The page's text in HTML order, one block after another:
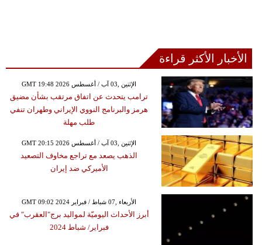
الأخبار الأكثر قراءة
GMT 19:48 2026 الإثنين ,03 آب / أغسطس
ترامب يتحدث عن اتفاق مرتقب بشأن مضيق
هرمز والبرنامج النووي الإيراني وطهران تنفي
طلب مهلة
GMT 20:15 2026 الإثنين ,03 آب / أغسطس
الذهب يصعد مع تراجع مخاوف التصعيد
الأميركي ضد إيران
GMT 09:02 2024 الأربعاء ,07 شباط / فبراير
أبرز الأحداث اليوميّة لمواليد برج"العقرب" في
فبراير/ شباط 2024